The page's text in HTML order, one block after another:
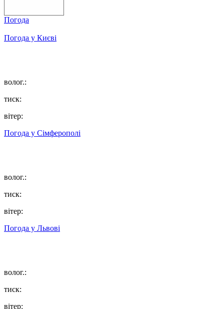
Погода
Погода у Києві
волог.:
тиск:
вітер:
Погода у Сімферополі
волог.:
тиск:
вітер:
Погода у Львові
волог.:
тиск:
вітер: